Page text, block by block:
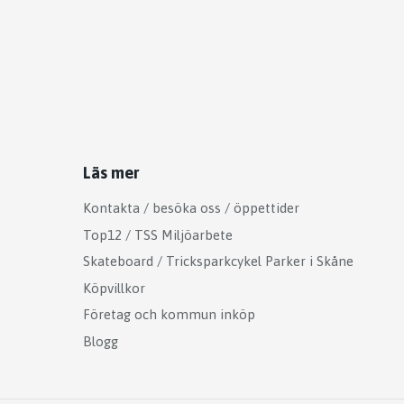
Läs mer
Kontakta / besöka oss / öppettider
Top12 / TSS Miljöarbete
Skateboard / Tricksparkcykel Parker i Skåne
Köpvillkor
Företag och kommun inköp
Blogg